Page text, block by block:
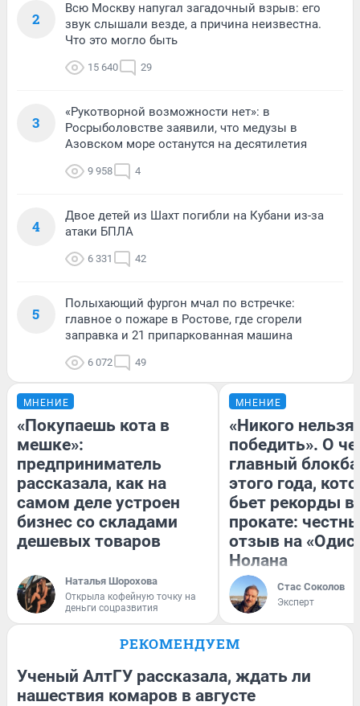
2
Всю Москву напугал загадочный взрыв: его
звук слышали везде, а причина неизвестна.
Что это могло быть
15 640 29
3
«Рукотворной возможности нет»: в
Росрыболовстве заявили, что медузы в
Азовском море останутся на десятилетия
9 958 4
4
Двое детей из Шахт погибли на Кубани из-за
атаки БПЛА
6 331 42
5
Полыхающий фургон мчал по встречке:
главное о пожаре в Ростове, где сгорели
заправка и 21 припаркованная машина
6 072 49
МНЕНИЕ
«Покупаешь кота в
мешке»:
предприниматель
рассказала, как на
самом деле устроен
бизнес со складами
дешевых товаров
Наталья Шорохова
Открыла кофейную точку на
деньги соцразвития
МНЕНИЕ
«Никого нельзя
победить». О
главный
этого года,
бьет рекорды в
прокате:
отзыв на
Нолана
Стас Соколов
Эксперт
РЕКОМЕНДУЕМ
Ученый АлтГУ рассказала, ждать ли
нашествия комаров в августе